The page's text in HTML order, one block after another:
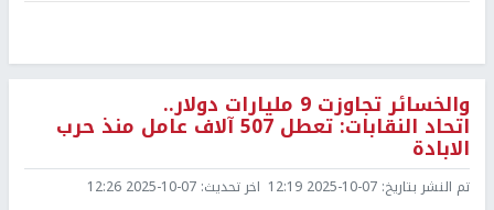
والخسائر تجاوزت 9 مليارات دولار..
اتحاد النقابات: تعطل 507 آلاف عامل منذ حرب
الابادة
تم النشر بتاريخ: 2025-10-07 12:19 اخر تحديث: 2025-10-07 12:26